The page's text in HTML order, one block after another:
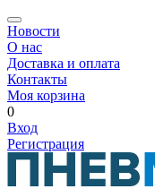
Новости
О нас
Доставка и оплата
Контакты
Моя корзина
0
Вход
Регистрация